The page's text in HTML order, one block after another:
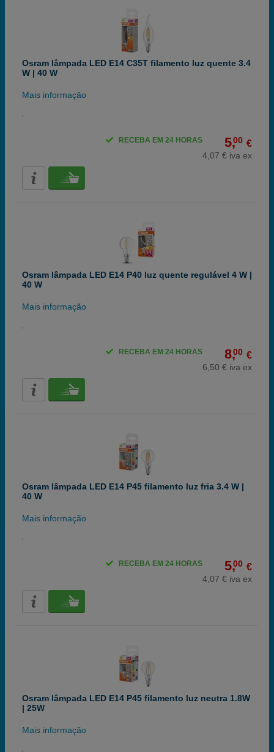
Osram lâmpada LED E14 C35T filamento luz quente 3.4
W | 40 W
Mais informação
5,00 €
4,07 € iva ex
RECEBA EM 24 HORAS
Osram lâmpada LED E14 P40 luz quente regulável 4 W |
40 W
Mais informação
8,00 €
6,50 € iva ex
RECEBA EM 24 HORAS
Osram lâmpada LED E14 P45 filamento luz fria 3.4 W |
40 W
Mais informação
5,00 €
4,07 € iva ex
RECEBA EM 24 HORAS
Osram lâmpada LED E14 P45 filamento luz neutra 1.8W
| 25W
Mais informação